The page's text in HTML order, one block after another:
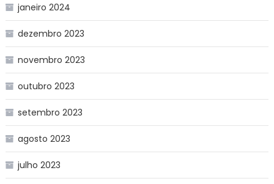
janeiro 2024
dezembro 2023
novembro 2023
outubro 2023
setembro 2023
agosto 2023
julho 2023